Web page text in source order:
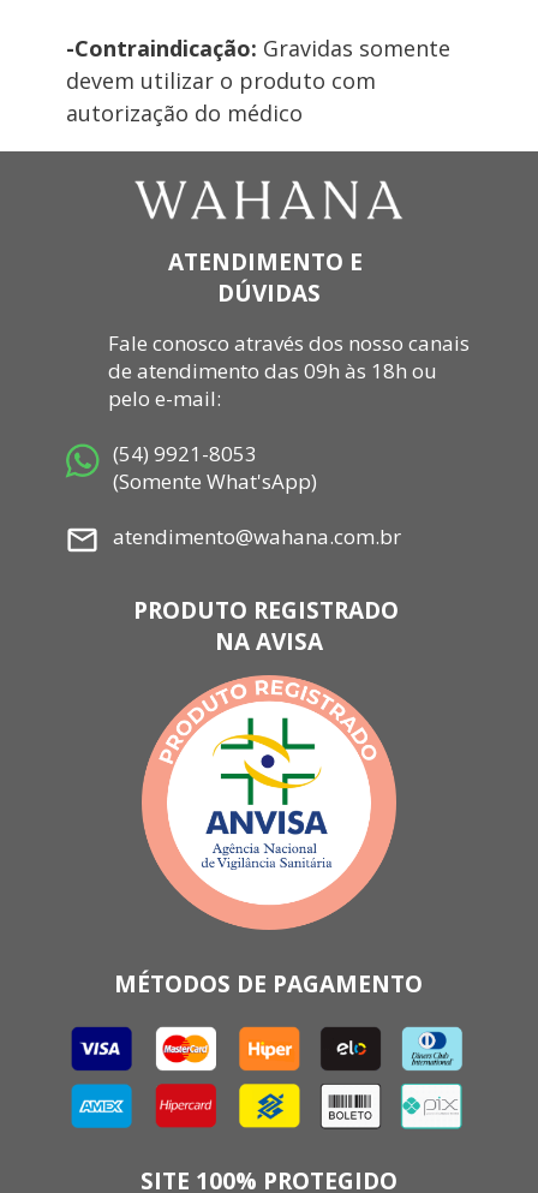
-Contraindicação: Gravidas somente
devem utilizar o produto com
autorização do médico
ATENDIMENTO E
DÚVIDAS
SITE 100% PROTEGIDO
MÉTODOS DE PAGAMENTO
Fale conosco através dos nosso canais
de atendimento das 09h às 18h ou
pelo e-mail:
(54) 9921-8053
(Somente What'sApp)
atendimento@wahana.com.br
PRODUTO REGISTRADO
NA AVISA